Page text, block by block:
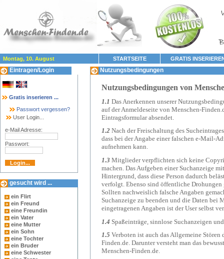
Montag, 10. August STARTSEITE GRATIS
Eintragen/Login
Gratis inserieren ...
Passwort vergessen?
User Login...
e-Mail Adresse:
Passwort:
gesucht wird ...
ein Flirt
ein Freund
eine Freundin
ein Vater
eine Mutter
ein Sohn
eine Tochter
ein Bruder
eine Schwester
Nutzungsbedingungen
Nutzungsbedingungen von
1.1 Das Anerkennen unserer
auf der Anmeldeseite von Menschen-
Eintragsformular absendet.
1.2 Nach der Freischaltung des
dass bei der Angabe einer falschen e-Mail-
aufnehmen kann.
1.3 Mitglieder verpflichten sich keine
machen. Das Aufgeben einer Suchanzeige
Hintergrund, dass diese Person dadurch
verfolgt. Ebenso sind öffentliche
Sollten nachweislich falsche Angaben
Suchanzeige zu beenden und die Daten bei
eingetragenen Angaben ist der User selbst
1.4 Spaßeinträge, sinnlose Suchanzeigen
1.5 Verboten ist auch das Allgemeine
Finden.de. Darunter versteht man das
Menschen-Finden.de.